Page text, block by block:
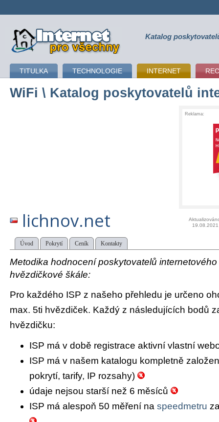
připojení k internetu Katalog
TITULKA TECHNOLOGIE INTERNET
WiFi \ Katalog poskytovatelů
Reklama:
lichnov.net
19.08.2021
Úvod Pokrytí Ceník Kontakty
Metodika hodnocení poskytovatelů
hvězdičkové škále:
Pro každého ISP z našeho přehledu je určeno
max. 5ti hvězdiček. Každý z následujících bodů
hvězdičku:
ISP má v době registrace aktivní vlastní
ISP má v našem katalogu kompletně
pokrytí, tarify, IP rozsahy)
údaje nejsou starší než 6 měsíců
ISP má alespoň 50 měření na speedmetru